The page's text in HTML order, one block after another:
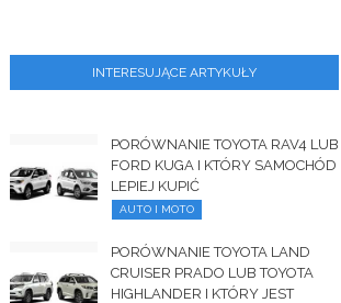
INTERESUJĄCE ARTYKUŁY
PORÓWNANIE TOYOTA RAV4 LUB
FORD KUGA I KTÓRY SAMOCHÓD
LEPIEJ KUPIĆ
AUTO I MOTO
PORÓWNANIE TOYOTA LAND
CRUISER PRADO LUB TOYOTA
HIGHLANDER I KTÓRY JEST